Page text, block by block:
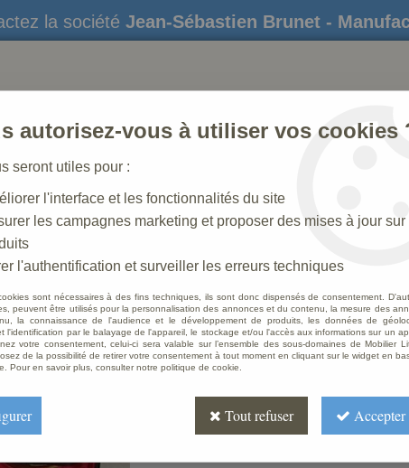
la société Jean-Sébastien Brunet -
STATUES CRÈCHES DE NOËL
Valise
190,09
autorisez-vous à utiliser vos cookies
seront utiles pour :
l'interface et les fonctionnalités du site
les campagnes marketing et proposer des mises à jour sur
l'authentification et surveiller les erreurs techniques
sont nécessaires à des fins techniques, ils sont donc dispensés de consentement.
peuvent être utilisés pour la personnalisation des annonces et du contenu, la mesure des
la connaissance de l'audience et le développement de produits, les données de
l'identification par le balayage de l'appareil, le stockage et/ou l'accès aux informations sur un
votre consentement, celui-ci sera valable sur l’ensemble des sous-domaines de Mobilier
de la possibilité de retirer votre consentement à tout moment en cliquant sur le widget en
Pour en savoir plus, consulter notre politique de cookie.
Tout refuser